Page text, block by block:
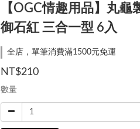
【OGC情趣用品】丸龜
御石紅 三合一型 6入
全店，單筆消費滿1500元免運
NT$210
數量